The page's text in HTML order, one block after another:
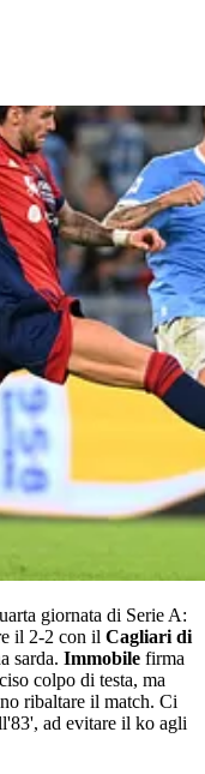
giornata di Serie A:
il 2-2 con il Cagliari di
sarda. Immobile firma
colpo di testa, ma
ribaltare il match. Ci
ad evitare il ko agli